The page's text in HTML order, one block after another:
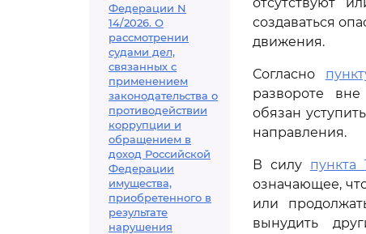
Федерации N
14/2026. О
рассмотрении
судами дел,
связанных с
применением
законодательства о
противодействии
коррупции и
обращением в
доход Российской
Федерации
имущества,
приобретенного в
результате
нарушения
создаваться
движения.
Согласно
развороте вне
обязан
направления.
В силу пункта
означающее,
или
вынудить